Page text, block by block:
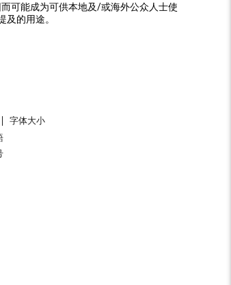
可能成为可供本地及/或海外公众人士使
的用途。
字体大小